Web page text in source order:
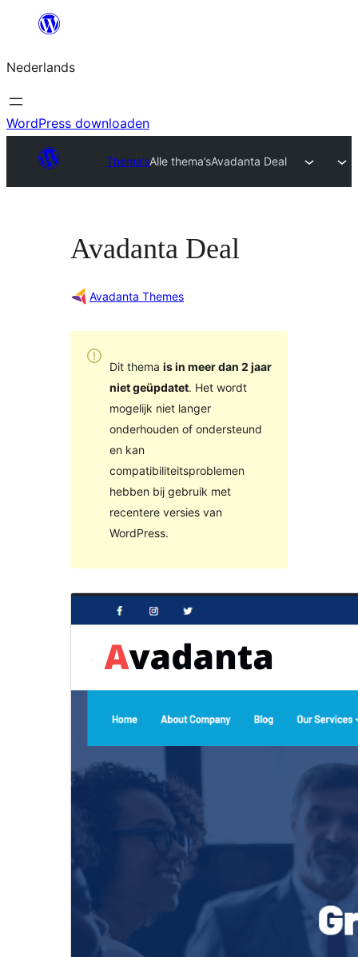
de
inhoud
Nederlands
WordPress downloaden
Thema’sAlle thema’sAvadanta Deal
Avadanta Deal
Avadanta Themes
Dit thema is in meer dan 2 jaar
niet geüpdatet. Het wordt
mogelijk niet langer
onderhouden of ondersteund
en kan
compatibiliteitsproblemen
hebben bij gebruik met
recentere versies van
WordPress.